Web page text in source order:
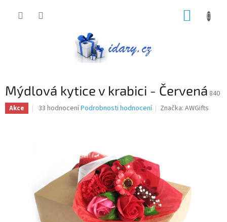
Mýdlová kytice v krabici - Červená 840
Akce
Průměrné
hvězdiček.
33 hodnoceníPodrobnosti hodnocení Značka:AWGifts